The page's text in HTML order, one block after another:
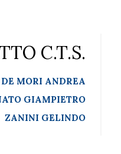
C.T.S.
DE MORI ANDREA
GIAMPIETRO
ZANINI GELINDO